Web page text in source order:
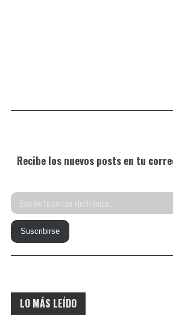
Recibe los nuevos posts en tu
Escribe
tu
correo
electrónico…
Suscribirse
LO MÁS LEÍDO